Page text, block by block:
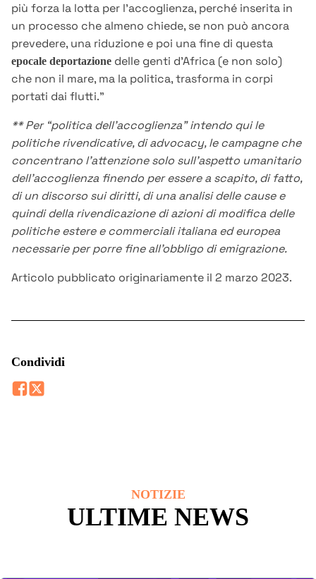
Condividi
più forza la lotta per l’accoglienza, perché inserita in
un processo che almeno chiede, se non può ancora
prevedere, una riduzione e poi una fine di questa
epocale deportazione delle genti d’Africa (e non solo)
che non il mare, ma la politica, trasforma in corpi
portati dai flutti."
** Per “politica dell’accoglienza” intendo qui le
politiche rivendicative, di advocacy, le campagne che
concentrano l’attenzione solo sull’aspetto umanitario
dell’accoglienza finendo per essere a scapito, di fatto,
di un discorso sui diritti, di una analisi delle cause e
quindi della rivendicazione di azioni di modifica delle
politiche estere e commerciali italiana ed europea
necessarie per porre fine all’obbligo di emigrazione.
Articolo pubblicato originariamente il 2 marzo 2023.
NOTIZIE
ULTIME NEWS